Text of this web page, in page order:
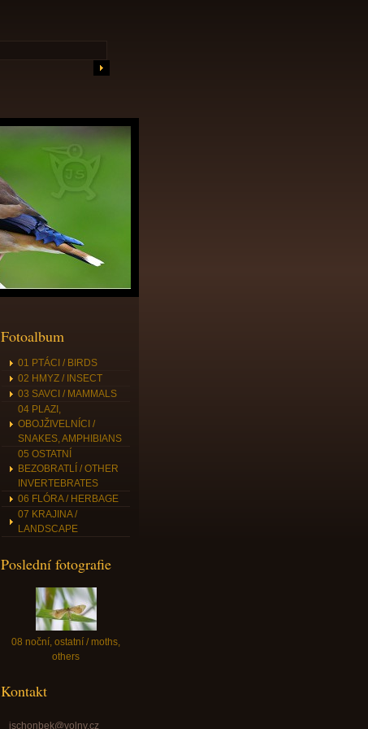
Fotoalbum
01 PTÁCI / BIRDS
02 HMYZ / INSECT
03 SAVCI / MAMMALS
04 PLAZI,
OBOJŽIVELNÍCI /
SNAKES, AMPHIBIANS
05 OSTATNÍ
BEZOBRATLÍ / OTHER
INVERTEBRATES
06 FLÓRA / HERBAGE
07 KRAJINA /
LANDSCAPE
Poslední fotografie
08 noční, ostatní / moths,
others
Kontakt
jschonbek@volny.cz